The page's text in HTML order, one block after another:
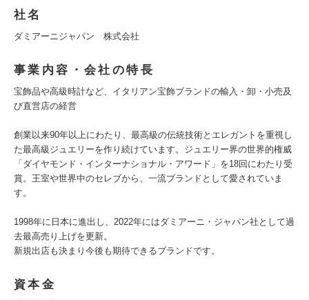
社名
ダミアーニジャパン 株式会社
事業内容・会社の特長
宝飾品や高級時計など、イタリアン宝飾ブランドの輸入・卸・小売及
び直営店の経営
創業以来90年以上にわたり、最高級の伝統技術とエレガントを重視し
た最高級ジュエリーを作り続けています。ジュエリー界の世界的権威
「ダイヤモンド・インターナショナル・アワード」を18回にわたり受
賞。王室や世界中のセレブから、一流ブランドとして愛されていま
す。
1998年に日本に進出し、2022年にはダミアーニ・ジャパン社として過
去最高売り上げを更新。
新規出店も決まり今後も期待できるブランドです。
資本金